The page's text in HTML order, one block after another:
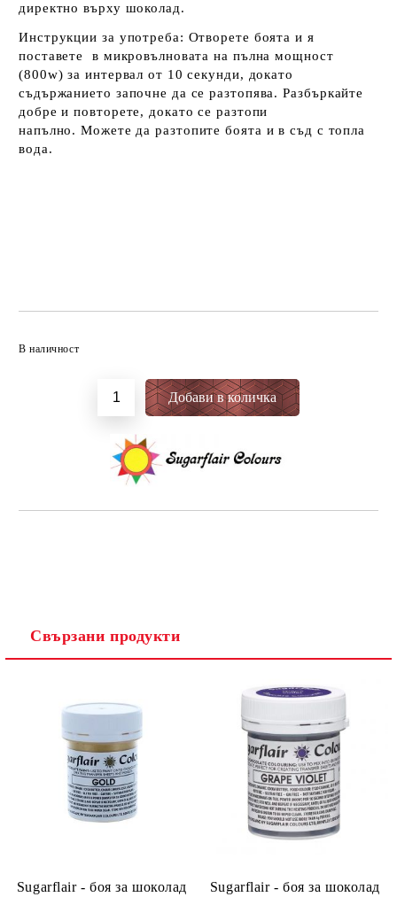
директно върху шоколад.
Инструкции за употреба: Отворете боята и я
поставете в микровълновата на пълна мощност
(800w) за интервал от 10 секунди, докато
съдържанието започне да се разтопява. Разбъркайте
добре и повторете, докато се разтопи
напълно. Можете да разтопите боята и в съд с топла
вода.
В наличност
Свързани продукти
Sugarflair - боя за шоколад
Sugarflair - боя за шоколад